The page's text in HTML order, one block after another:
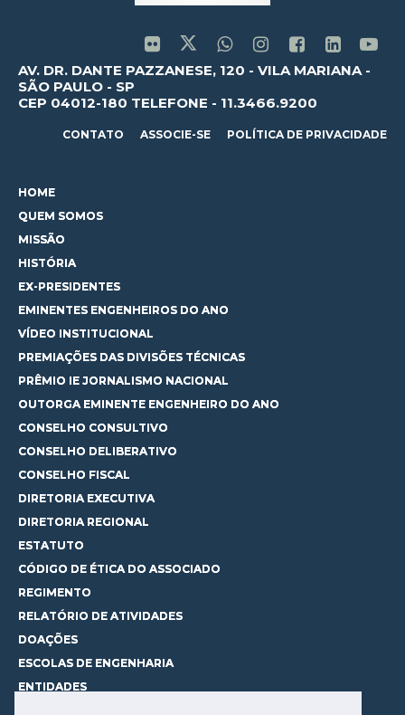
AV. DR. DANTE PAZZANESE, 120 - VILA MARIANA -
SÃO PAULO - SP
CEP 04012-180 TELEFONE - 11.3466.9200
CONTATO ASSOCIE-SE POLÍTICA DE PRIVACIDADE
HOME
QUEM SOMOS
MISSÃO
HISTÓRIA
EX-PRESIDENTES
EMINENTES ENGENHEIROS DO ANO
VÍDEO INSTITUCIONAL
PREMIAÇÕES DAS DIVISÕES TÉCNICAS
PRÊMIO IE JORNALISMO NACIONAL
OUTORGA EMINENTE ENGENHEIRO DO ANO
CONSELHO CONSULTIVO
CONSELHO DELIBERATIVO
CONSELHO FISCAL
DIRETORIA EXECUTIVA
DIRETORIA REGIONAL
ESTATUTO
CÓDIGO DE ÉTICA DO ASSOCIADO
REGIMENTO
RELATÓRIO DE ATIVIDADES
DOAÇÕES
ESCOLAS DE ENGENHARIA
ENTIDADES